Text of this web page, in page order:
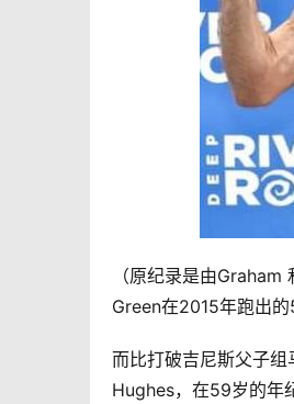
（原纪录是由Graham
Green在2015年跑出
而比打破吉尼斯父子
Hughes，在59岁的年